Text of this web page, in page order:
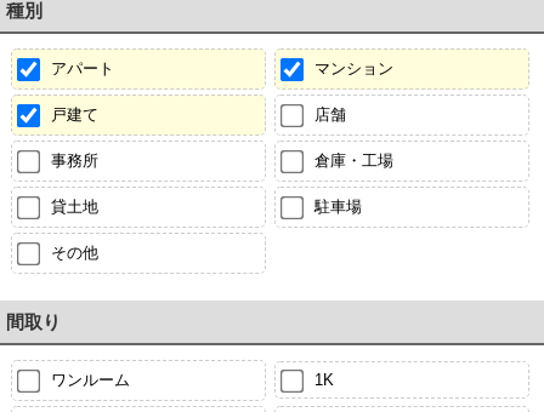
種別
アパート マンション
戸建て 店舗
事務所 倉庫・工場
貸土地 駐車場
その他
間取り
ワンルーム 1K